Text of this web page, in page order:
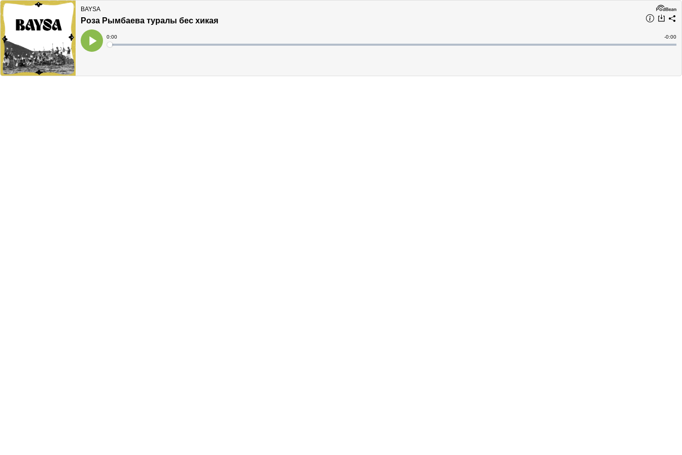
BAYSA
Роза Рымбаева туралы бес хикая
Play
Current
Time
0:00
Loaded:
Time
-0:00